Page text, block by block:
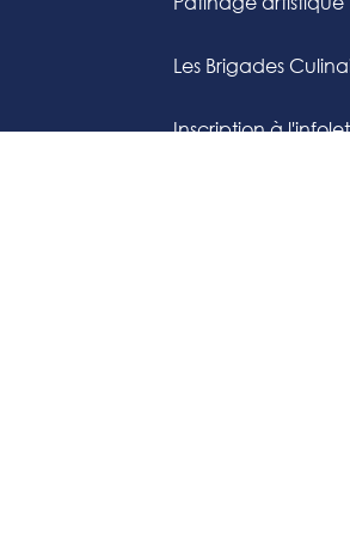
Les Brigades
Inscription à